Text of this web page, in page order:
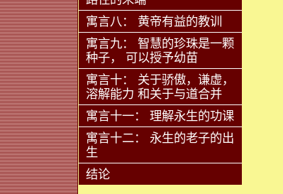
寓言八： 黄帝有益的教训
寓言九： 智慧的珍珠是一颗
种子， 可以授予幼苗
寓言十： 关于骄傲，谦虚，
溶解能力 和关于与道合并
寓言十一： 理解永生的功课
寓言十二： 永生的老子的出
生
结论